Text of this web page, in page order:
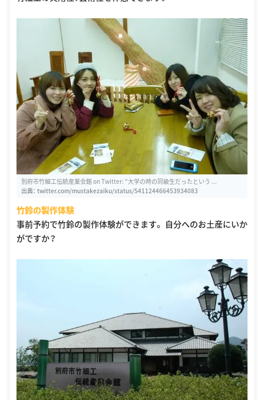
別府市竹細工伝統産業会館 on Twitter: "大学の時の同級生だったという ...
出典： twitter.com/mustakezaiku/status/541124466453934083
竹鈴の製作体験
事前予約で竹鈴の製作体験ができます。 自分へのお土産にいか
がですか？